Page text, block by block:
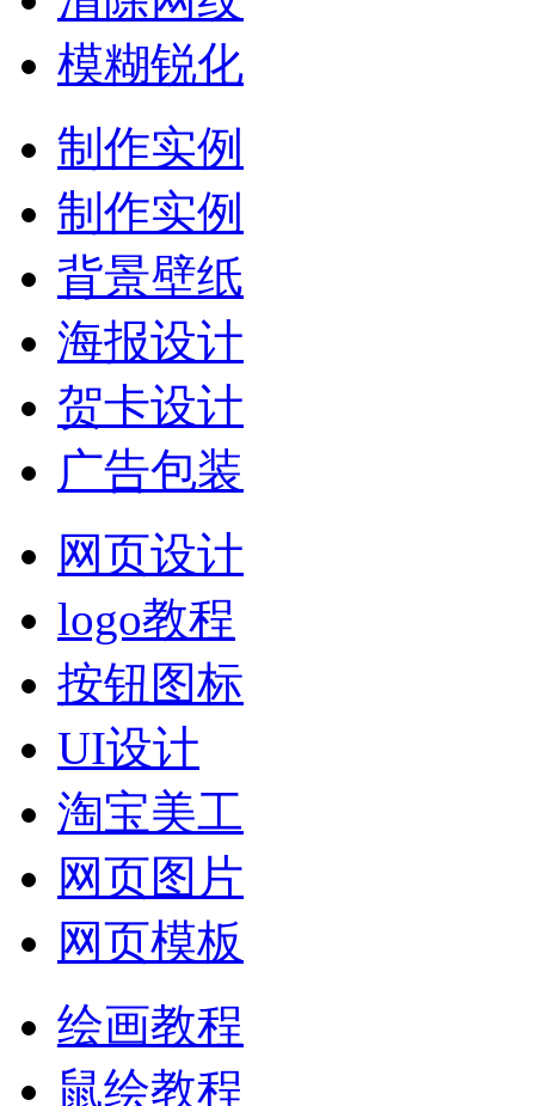
模糊锐化
制作实例
制作实例
背景壁纸
海报设计
贺卡设计
广告包装
网页设计
logo教程
按钮图标
UI设计
淘宝美工
网页图片
网页模板
绘画教程
鼠绘教程